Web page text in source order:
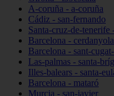
A-coruña - a-coruña
Cádiz - san-fernando
Santa-cruz-de-tenerife
Barcelona -
Barcelona - sant-
Las-palmas - santa-
Illes-balears - santa-
Barcelona - mataró
Murcia - san-javier